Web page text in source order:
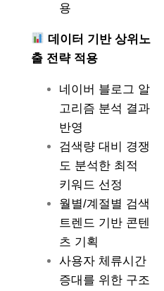
용
데이터 기반 상위노
출 전략 적용
네이버 블로그 알
고리즘 분석 결과
반영
검색량 대비 경쟁
도 분석한 최적
키워드 선정
월별/계절별 검색
트렌드 기반 콘텐
츠 기획
사용자 체류시간
증대를 위한 구조